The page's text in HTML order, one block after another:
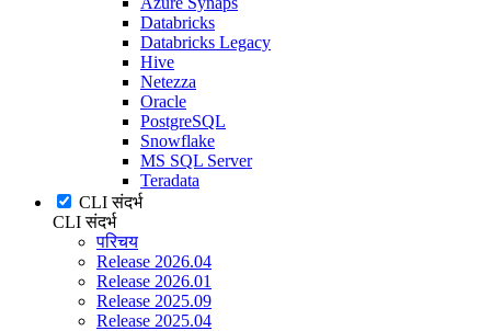
Databricks
Databricks Legacy
Hive
Netezza
Oracle
PostgreSQL
Snowflake
MS SQL Server
Teradata
CLI संदर्भ
CLI संदर्भ
परिचय
Release 2026.04
Release 2026.01
Release 2025.09
Release 2025.04